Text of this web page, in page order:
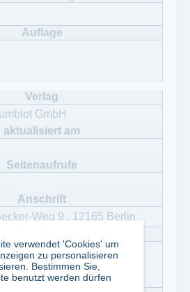
GmbH
Weg 9 , 12165 Berlin
verwendet 'Cookies' um
zu personalisieren
Bestimmen Sie,
benutzt werden dürfen